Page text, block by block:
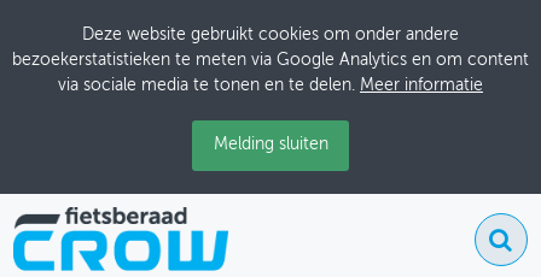
Deze website gebruikt cookies om onder andere
bezoekerstatistieken te meten via Google Analytics en om content
via sociale media te tonen en te delen. Meer informatie
Melding sluiten